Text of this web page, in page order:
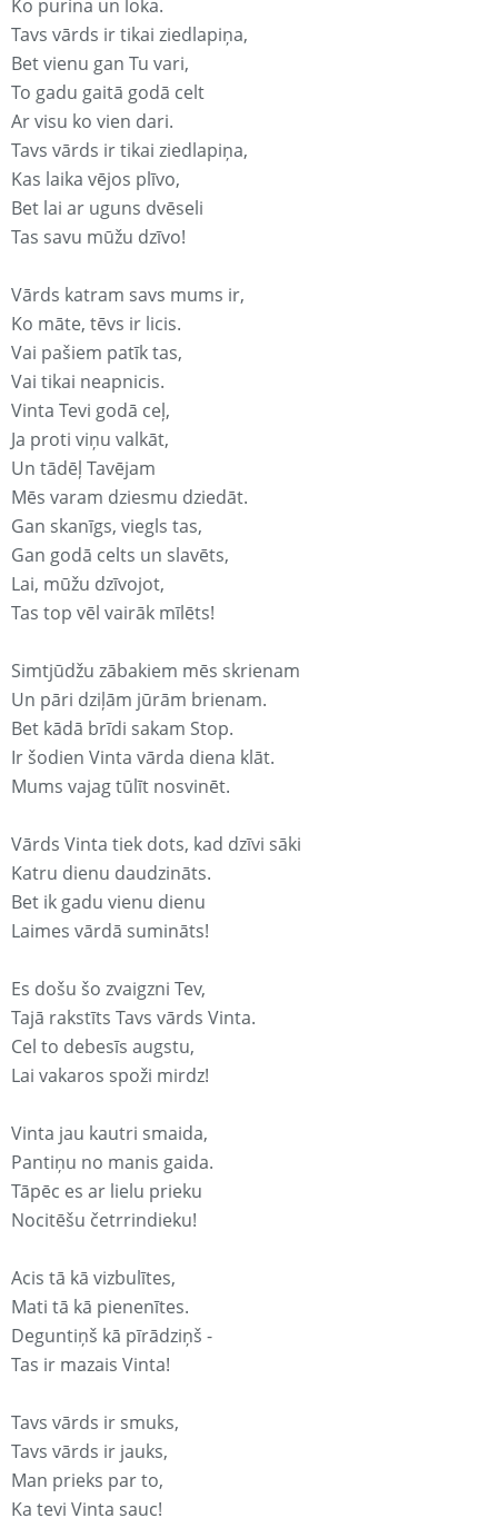
Ko purina un loka.
Tavs vārds ir tikai ziedlapiņa,
Bet vienu gan Tu vari,
To gadu gaitā godā celt
Ar visu ko vien dari.
Tavs vārds ir tikai ziedlapiņa,
Kas laika vējos plīvo,
Bet lai ar uguns dvēseli
Tas savu mūžu dzīvo!
Vārds katram savs mums ir,
Ko māte, tēvs ir licis.
Vai pašiem patīk tas,
Vai tikai neapnicis.
Vinta Tevi godā ceļ,
Ja proti viņu valkāt,
Un tādēļ Tavējam
Mēs varam dziesmu dziedāt.
Gan skanīgs, viegls tas,
Gan godā celts un slavēts,
Lai, mūžu dzīvojot,
Tas top vēl vairāk mīlēts!
Simtjūdžu zābakiem mēs skrienam
Un pāri dziļām jūrām brienam.
Bet kādā brīdi sakam Stop.
Ir šodien Vinta vārda diena klāt.
Mums vajag tūlīt nosvinēt.
Vārds Vinta tiek dots, kad dzīvi sāki
Katru dienu daudzināts.
Bet ik gadu vienu dienu
Laimes vārdā sumināts!
Es došu šo zvaigzni Tev,
Tajā rakstīts Tavs vārds Vinta.
Cel to debesīs augstu,
Lai vakaros spoži mirdz!
Vinta jau kautri smaida,
Pantiņu no manis gaida.
Tāpēc es ar lielu prieku
Nocitēšu četrrindieku!
Acis tā kā vizbulītes,
Mati tā kā pienenītes.
Deguntiņš kā pīrādziņš -
Tas ir mazais Vinta!
Tavs vārds ir smuks,
Tavs vārds ir jauks,
Man prieks par to,
Ka tevi Vinta sauc!